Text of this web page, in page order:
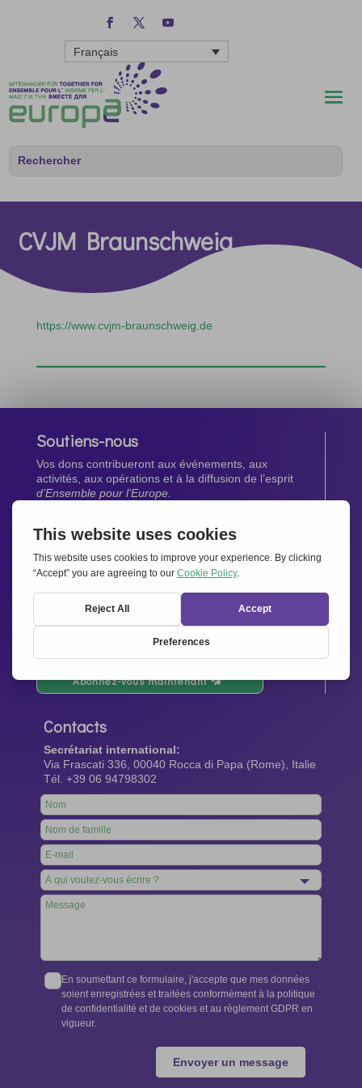
Français
CVJM Braunschweig
https://www.cvjm-braunschweig.de
Soutiens-nous
Vos dons contribueront aux événements, aux
activités, aux opérations et à la diffusion de l’esprit
d’Ensemble pour l’Europe.
Faites un don maintenant
Newsletter
Restez au courant de toutes les dernières nouvelles
Abonnez-vous maintenant
Contacts
Secrétariat international:
Via Frascati 336, 00040 Rocca di Papa (Rome), Italie
Tél. +39 06 94798302
Leave
this
field
blank
En soumettant ce formulaire, j'accepte que mes données
soient enregistrées et traitées conformément à la politique
de confidentialité et de cookies et au règlement GDPR en
vigueur.
Envoyer un message